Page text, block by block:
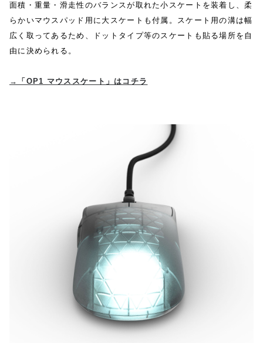
面積・重量・滑走性のバランスが取れた小スケートを装着し、柔
らかいマウスパッド用に大スケートも付属。スケート用の溝は幅
広く取ってあるため、ドットタイプ等のスケートも貼る場所を自
由に決められる。
→「OP1 マウススケート」はコチラ